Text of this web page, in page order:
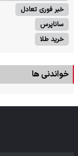
خبر فوری تعادل
ساناپرس
خرید طلا
خواندنی ها